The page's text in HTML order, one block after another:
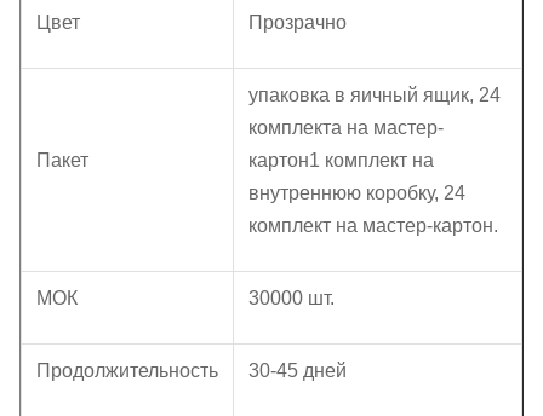
Цвет Прозрачно
Пакет
упаковка в яичный ящик, 24
комплекта на мастер-
картон1 комплект на
внутреннюю коробку, 24
комплект на мастер-картон.
МОК 30000 шт.
Продолжительность 30-45 дней